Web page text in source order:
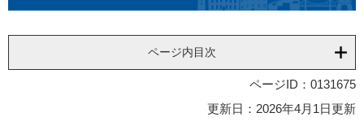
ページ内目次
ページID：0131675
更新日：2026年4月1日更新